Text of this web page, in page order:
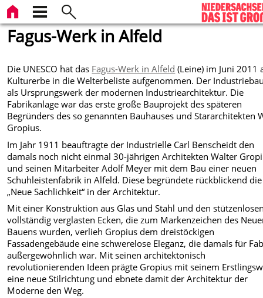
Fagus-Werk in Alfeld
Die UNESCO hat das Fagus-Werk in Alfeld (Leine) im Juni 2011
Kulturerbe in die Welterbeliste aufgenommen. Der
als Ursprungswerk der modernen Industriearchitektur. Die
Fabrikanlage war das erste große Bauprojekt des späteren
Begründers des so genannten Bauhauses und Stararchitekten
Gropius.
Im Jahr 1911 beauftragte der Industrielle Carl Benscheidt den
damals noch nicht einmal 30-jährigen Architekten Walter
und seinen Mitarbeiter Adolf Meyer mit dem Bau einer neuen
Schuhleistenfabrik in Alfeld. Diese begründete rückblickend die
„Neue Sachlichkeit“ in der Architektur.
Mit einer Konstruktion aus Glas und Stahl und den
vollständig verglasten Ecken, die zum Markenzeichen des
Bauens wurden, verlieh Gropius dem dreistöckigen
Fassadengebäude eine schwerelose Eleganz, die damals für
außergewöhnlich war. Mit seinen architektonisch
revolutionierenden Ideen prägte Gropius mit seinem
eine neue Stilrichtung und ebnete damit der Architektur der
Moderne den Weg.